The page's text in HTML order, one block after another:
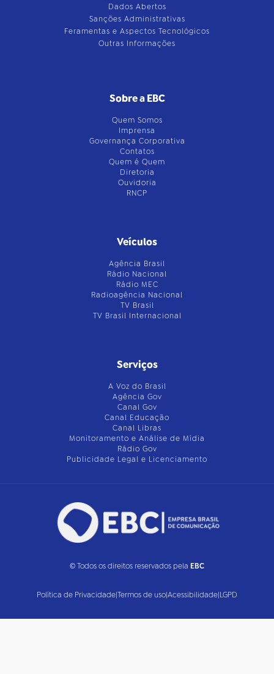
Dados Abertos
Sanções Administrativas
Feramentas e Aspectos Tecnológicos
Outras Informações
Sobre a EBC
Quem Somos
Imprensa
Governança Corporativa
Contatos
Quem é Quem
Diretoria
Ouvidoria
RNCP
Veículos
Agência Brasil
Rádio Nacional
Rádio MEC
Radioagência Nacional
TV Brasil
TV Brasil Internacional
Serviços
A Voz do Brasil
Agência Gov
Canal Gov
Canal Educação
Canal Libras
Monitoramento e Análise de Mídia
Rádio Gov
Publicidade Legal e Licenciamento
© Todos os direitos reservados pela EBC
Política de Privacidade|Termos de uso|Acessibilidade|LGPD